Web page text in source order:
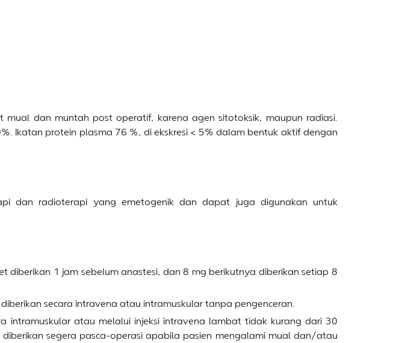
dan muntah post operatif, karena agen sitotoksik, maupun radiasi.
Ikatan protein plasma 76 %, di ekskresi < 5% dalam bentuk aktif dengan
dan radioterapi yang emetogenik dan dapat juga digunakan untuk
1 jam sebelum anastesi, dan 8 mg berikutnya diberikan setiap 8
secara intravena atau intramuskular tanpa pengenceran.
intramuskular atau melalui injeksi intravena lambat tidak kurang dari 30
segera pasca-operasi apabila pasien mengalami mual dan/atau